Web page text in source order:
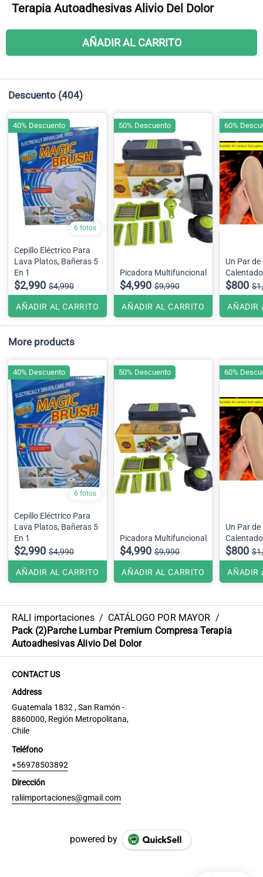
Terapia Autoadhesivas Alivio Del Dolor
AÑADIR AL CARRITO
Descuento (404)
6 fotos
Cepillo Eléctrico Para
Lava Platos, Bañeras 5
En 1
$2,990 $4,990
AÑADIR AL CARRITO
40% Descuento
Picadora Multifuncional
$4,990 $9,990
AÑADIR AL CARRITO
50% Descuento
Un Par
$800
AÑADIR
60%
More products
6 fotos
Cepillo Eléctrico Para
Lava Platos, Bañeras 5
En 1
$2,990 $4,990
AÑADIR AL CARRITO
40% Descuento
Picadora Multifuncional
$4,990 $9,990
AÑADIR AL CARRITO
50% Descuento
Un Par
$800
AÑADIR
60%
RALI importaciones / CATÁLOGO POR MAYOR /
Pack (2)Parche Lumbar Premium Compresa Terapia
Autoadhesivas Alivio Del Dolor
CONTACT US
Address
Guatemala 1832 , San Ramón -
8860000, Región Metropolitana,
Chile
Teléfono
+56978503892
Dirección
raliimportaciones@gmail.com
powered by